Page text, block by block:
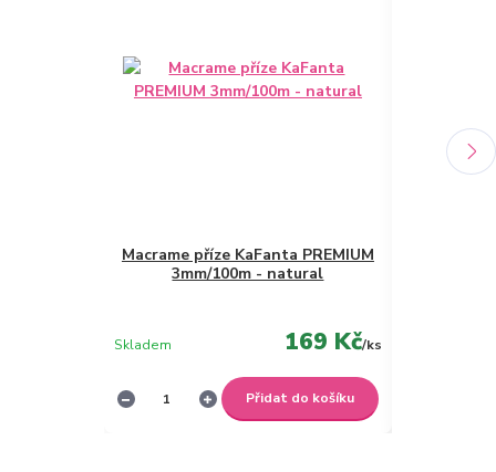
Macrame příze KaFanta PREMIUM
3mm/100m - natural
169 Kč/ks
Skladem
Přidat do košíku